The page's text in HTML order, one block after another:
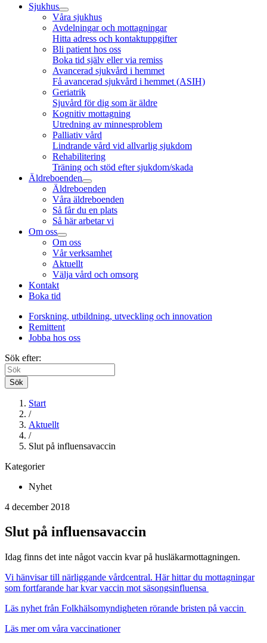
Sjukhus
Våra sjukhus
Avdelningar och mottagningar
Hitta adress och kontaktuppgifter
Bli patient hos oss
Boka tid själv eller via remiss
Avancerad sjukvård i hemmet
Få avancerad sjukvård i hemmet (ASIH)
Geriatrik
Sjuvård för dig som är äldre
Kognitiv mottagning
Utredning av minnesproblem
Palliativ vård
Lindrande vård vid allvarlig sjukdom
Rehabilitering
Träning och stöd efter sjukdom/skada
Äldreboenden
Äldreboenden
Våra äldreboenden
Så får du en plats
Så här arbetar vi
Om oss
Om oss
Vår verksamhet
Aktuellt
Välja vård och omsorg
Kontakt
Boka tid
Forskning, utbildning, utveckling och innovation
Remittent
Jobba hos oss
Sök efter:
Sök
Start
/
Aktuellt
/
Slut på influensavaccin
Kategorier
Nyhet
4 december 2018
Slut på influensavaccin
Idag finns det inte något vaccin kvar på husläkarmottagningen.
Vi hänvisar till närliggande vårdcentral. Här hittar du mottagningar
som fortfarande har kvar vaccin mot säsongsinfluensa
Läs nyhet från Folkhälsomyndigheten rörande bristen på vaccin
Läs mer om våra vaccinationer